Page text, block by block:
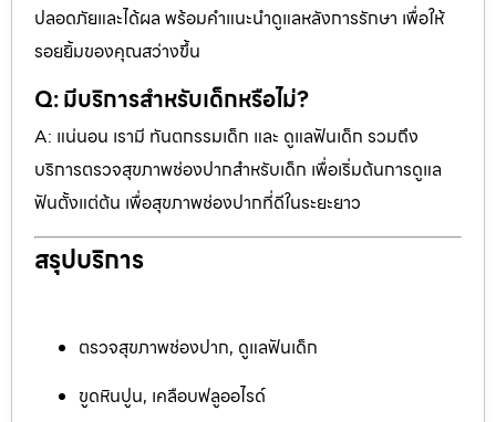
ปลอดภัยและได้ผล พร้อมคำแนะนำดูแลหลังการรักษา เพื่อให้
รอยยิ้มของคุณสว่างขึ้น
Q: มีบริการสำหรับเด็กหรือไม่?
A: แน่นอน เรามี ทันตกรรมเด็ก และ ดูแลฟันเด็ก รวมถึง
บริการตรวจสุขภาพช่องปากสำหรับเด็ก เพื่อเริ่มต้นการดูแล
ฟันตั้งแต่ต้น เพื่อสุขภาพช่องปากที่ดีในระยะยาว
สรุปบริการ
ตรวจสุขภาพช่องปาก, ดูแลฟันเด็ก
ขูดหินปูน, เคลือบฟลูออไรด์